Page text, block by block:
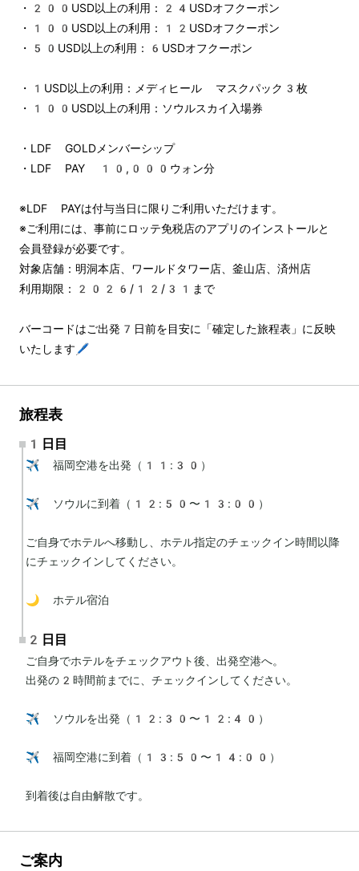
・200USD以上の利用：24USDオフクーポン
・100USD以上の利用：12USDオフクーポン
・50USD以上の利用：6USDオフクーポン
・1USD以上の利用：メディヒール マスクパック3枚
・100USD以上の利用：ソウルスカイ入場券
・LDF GOLDメンバーシップ
・LDF PAY 10,000ウォン分
※LDF PAYは付与当日に限りご利用いただけます。
※ご利用には、事前にロッテ免税店のアプリのインストールと
会員登録が必要です。
対象店舗：明洞本店、ワールドタワー店、釜山店、済州店
利用期限：2026/12/31まで
バーコードはご出発7日前を目安に「確定した旅程表」に反映
いたします🖊️
旅程表
1日目
✈️ 福岡空港を出発（11:30）
✈️ ソウルに到着（12:50〜13:00）
ご自身でホテルへ移動し、ホテル指定のチェックイン時間以降
にチェックインしてください。
🌙 ホテル宿泊
2日目
ご自身でホテルをチェックアウト後、出発空港へ。
出発の2時間前までに、チェックインしてください。
✈️ ソウルを出発（12:30〜12:40）
✈️ 福岡空港に到着（13:50〜14:00）
到着後は自由解散です。
ご案内